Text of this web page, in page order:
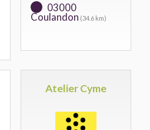
03000
Coulandon (34.6 km)
Atelier Cyme